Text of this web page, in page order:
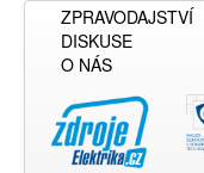
ZPRAVODAJSTVÍ
DISKUSE
O NÁS